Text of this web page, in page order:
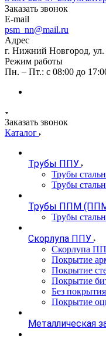
Заказать звонок
E-mail
psm_nn@mail.ru
Адрес
г. Нижний Новгород, ул.
Режим работы
Пн. – Пт.: с 08:00 до
Заказать звонок
Каталог
Трубы ППУ
Трубы
Трубы
Трубы ППМ
Трубы
Скорлупа ППУ
Скорлупа
Покрытие
Покрытие
Покрытие
Без
Покрытие
Металлическая